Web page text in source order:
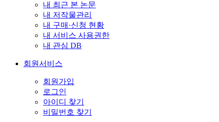
내 최근 본 논문
내 저작물관리
내 구매·신청 현황
내 서비스 사용권한
내 관심 DB
회원서비스
회원가입
로그인
아이디 찾기
비밀번호 찾기